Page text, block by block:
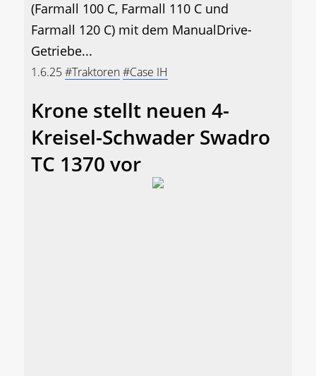
(Farmall 100 C, Farmall 110 C und
Farmall 120 C) mit dem ManualDrive-
Getriebe...
1.6.25#Traktoren#Case IH
Krone stellt neuen 4-
Kreisel-Schwader Swadro
TC 1370 vor